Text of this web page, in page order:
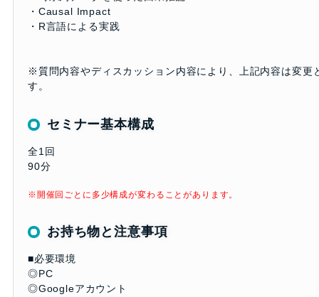
・Causal Impact
・R言語による実践
※質問内容やディスカッション内容により、上記内容は変更
す。
セミナー基本構成
全1回
90分
※開催回ごとに多少構成が変わることがあります。
お持ち物と注意事項
■必要環境
◎PC
◎Googleアカウント